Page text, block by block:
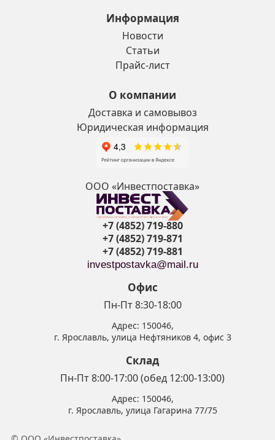
Информация
Новости
Статьи
Прайс-лист
О компании
Доставка и самовывоз
Юридическая информация
ООО «Инвестпоставка»
+7 (4852) 719-880
+7 (4852) 719-871
+7 (4852) 719-881
investpostavka@mail.ru
Офис
Пн-Пт 8:30-18:00
Адрес: 150046,
г. Ярославль, улица Нефтяников 4, офис 3
Склад
Пн-Пт 8:00-17:00 (обед 12:00-13:00)
Адрес: 150046,
г. Ярославль, улица Гагарина 77/75